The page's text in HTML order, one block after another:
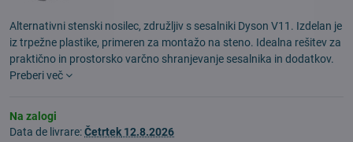
Alternativni stenski nosilec, združljiv s sesalniki Dyson V11. Izdelan je
iz trpežne plastike, primeren za montažo na steno. Idealna rešitev za
praktično in prostorsko varčno shranjevanje sesalnika in dodatkov.
Preberi več
Na zalogi
Data de livrare:Četrtek 12.8.2026